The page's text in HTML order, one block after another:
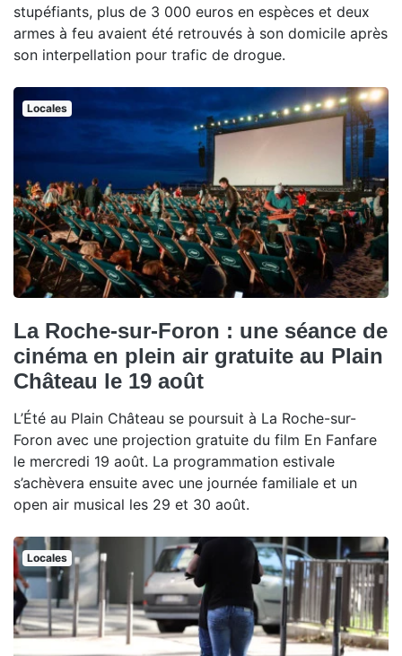
stupéfiants, plus de 3 000 euros en espèces et deux
armes à feu avaient été retrouvés à son domicile après
son interpellation pour trafic de drogue.
Locales
La Roche-sur-Foron : une séance de
cinéma en plein air gratuite au Plain
Château le 19 août
L’Été au Plain Château se poursuit à La Roche-sur-
Foron avec une projection gratuite du film En Fanfare
le mercredi 19 août. La programmation estivale
s’achèvera ensuite avec une journée familiale et un
open air musical les 29 et 30 août.
Locales